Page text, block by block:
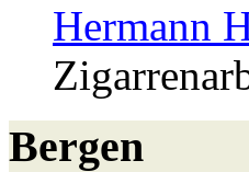
Hermann
Bergen